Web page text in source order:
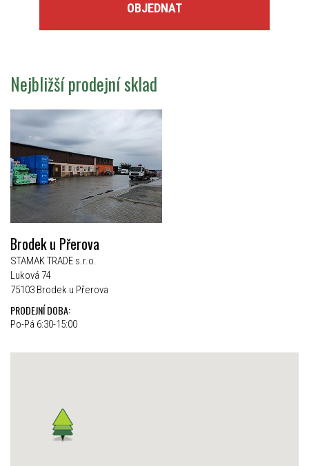
OBJEDNAT
Nejbližší prodejní sklad
Brodek u Přerova
STAMAK TRADE s.r.o.
Luková 74
75103 Brodek u Přerova
PRODEJNÍ DOBA:
Po-Pá 6:30-15:00